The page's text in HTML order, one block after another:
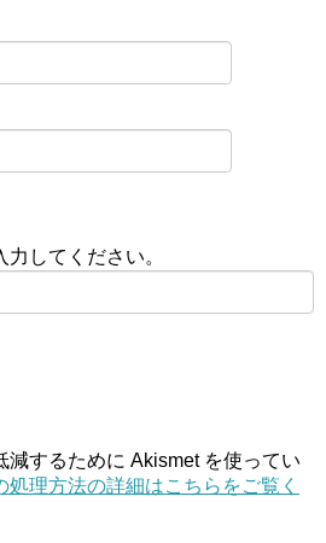
力してください。
減するために Akismet を使ってい
処理方法の詳細はこちらをご覧く